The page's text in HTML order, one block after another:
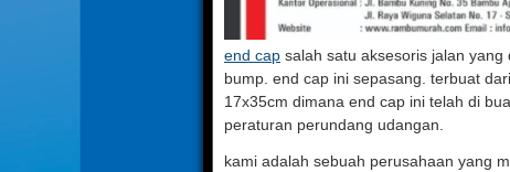
end cap salah satu aksesoris jalan
bump. end cap ini sepasang. terbuat
17x35cm dimana end cap ini telah di
peraturan perundang udangan.
kami adalah sebuah perusahaan yang